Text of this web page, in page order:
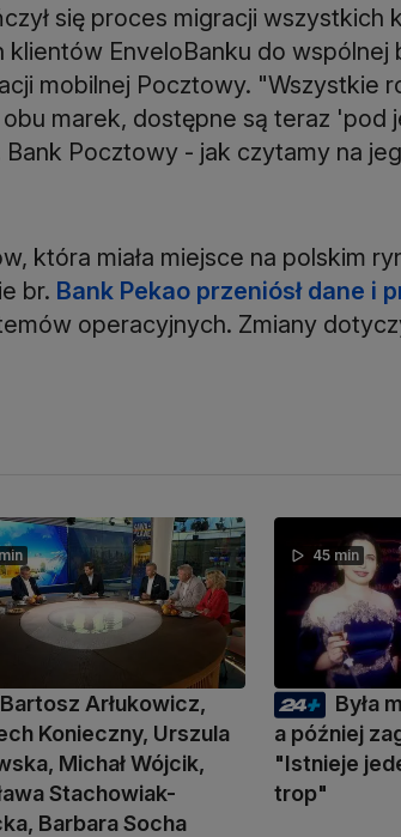
się proces migracji wszystkich
EnveloBanku do wspólnej
mobilnej Pocztowy. "Wszystkie
marek, dostępne są teraz 'pod
Pocztowy - jak czytamy na
która miała miejsce na polskim
br. Bank Pekao przeniósł dane i
operacyjnych. Zmiany
Bartosz Arłukowicz,
Konieczny, Urszula
Michał Wójcik,
Stachowiak-
Barbara Socha
45 min
Była
a później
"Istnieje
trop"